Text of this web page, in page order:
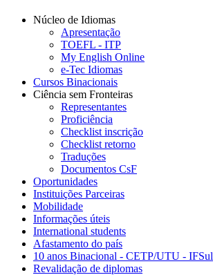
Núcleo de Idiomas
Apresentação
TOEFL - ITP
My English Online
e-Tec Idiomas
Cursos Binacionais
Ciência sem Fronteiras
Representantes
Proficiência
Checklist inscrição
Checklist retorno
Traduções
Documentos CsF
Oportunidades
Instituições Parceiras
Mobilidade
Informações úteis
International students
Afastamento do país
10 anos Binacional - CETP/UTU - IFSul
Revalidação de diplomas